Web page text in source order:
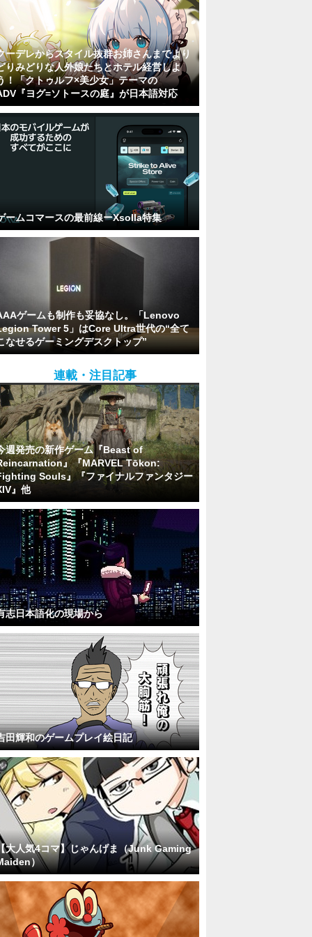
ーデレからスタイル抜群お姉さんまでより
りみどりな人外娘たちとホテル経営しよ
！「クトゥルフ×美少女」テーマの
『ヨグ=ソトースの庭』が日本語対応
ームコマースの最前線ーXsolla特集
ゲームも制作も妥協なし。「Lenovo
Tower 5」はCore Ultra世代の“全て
なせるゲーミングデスクトップ”
連載・注目記事
週発売の新作ゲーム『Beast of
』『MARVEL Tōkon:
Souls』『ファイナルファンタジー
』他
志日本語化の現場から
田輝和のゲームプレイ絵日記
大人気4コマ】じゃんげま（Junk Gaming
）